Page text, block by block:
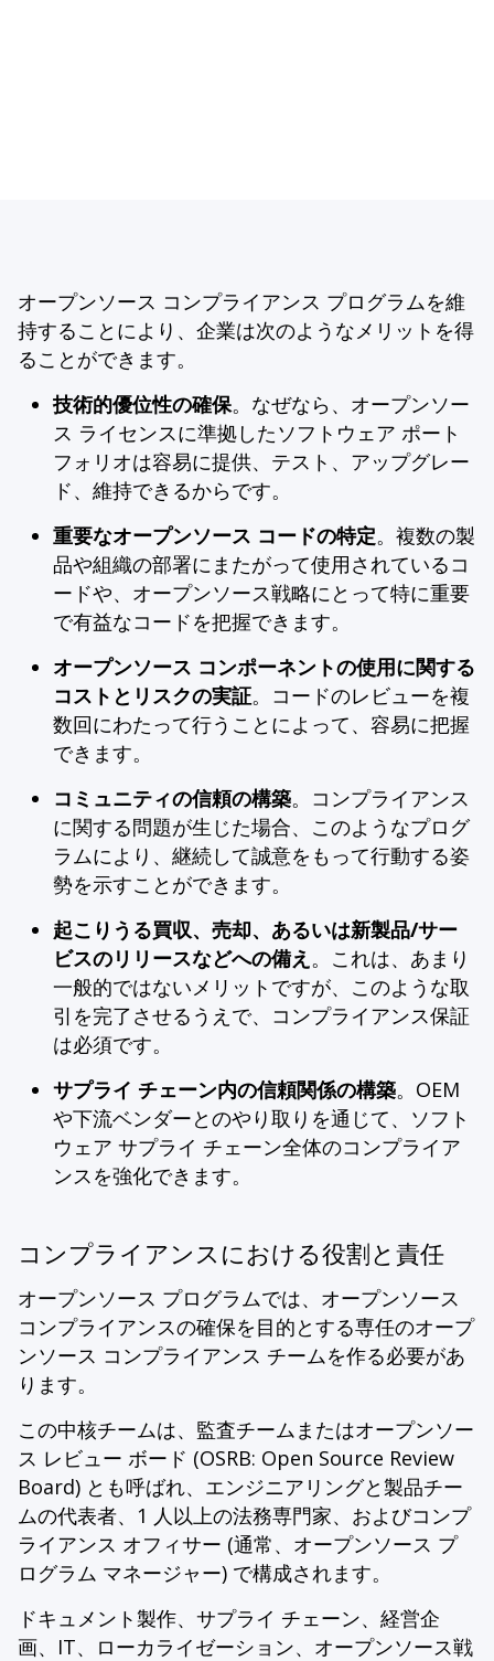
オープンソース コンプライアンス プログラムを維
持することにより、企業は次のようなメリットを得
ることができます。
技術的優位性の確保。なぜなら、オープンソー
ス ライセンスに準拠したソフトウェア ポート
フォリオは容易に提供、テスト、アップグレー
ド、維持できるからです。
重要なオープンソース コードの特定。複数の製
品や組織の部署にまたがって使用されているコ
ードや、オープンソース戦略にとって特に重要
で有益なコードを把握できます。
オープンソース コンポーネントの使用に関する
コストとリスクの実証。コードのレビューを複
数回にわたって行うことによって、容易に把握
できます。
コミュニティの信頼の構築。コンプライアンス
に関する問題が生じた場合、このようなプログ
ラムにより、継続して誠意をもって行動する姿
勢を示すことができます。
起こりうる買収、売却、あるいは新製品/サー
ビスのリリースなどへの備え 。これは、あまり
一般的ではないメリットですが、このような取
引を完了させるうえで、コンプライアンス保証
は必須です。
サプライ チェーン内の信頼関係の構築。OEM
や下流ベンダーとのやり取りを通じて、ソフト
ウェア サプライ チェーン全体のコンプライア
ンスを強化できます。
コンプライアンスにおける役割と責任
オープンソース プログラムでは、オープンソース
コンプライアンスの確保を目的とする専任のオープ
ンソース コンプライアンス チームを作る必要があ
ります。
この中核チームは、監査チームまたはオープンソー
ス レビュー ボード (OSRB: Open Source Review
Board) とも呼ばれ、エンジニアリングと製品チー
ムの代表者、1 人以上の法務専門家、およびコンプ
ライアンス オフィサー (通常、オープンソース プ
ログラム マネージャー) で構成されます。
ドキュメント製作、サプライ チェーン、経営企
画、IT、ローカライゼーション、オープンソース戦